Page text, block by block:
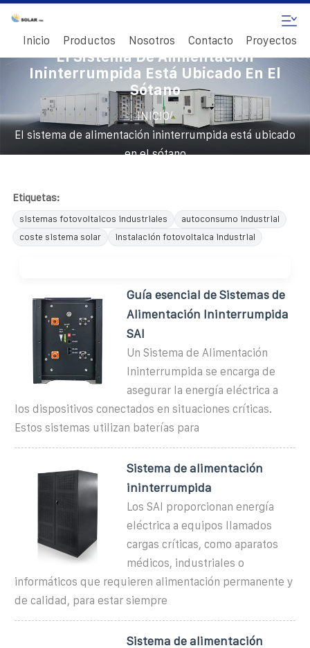
Inicio Productos Nosotros Contacto Proyectos
El Sistema De Alimentación
Ininterrumpida Está Ubicado En El
Sótano
INICIO/
El sistema de alimentación ininterrumpida está ubicado
en el sótano
Etiquetas:
sistemas fotovoltaicos industriales
autoconsumo industrial
coste sistema solar
instalación fotovoltaica industrial
Guía esencial de Sistemas de
Alimentación Ininterrumpida
SAI
Un Sistema de Alimentación
Ininterrumpida se encarga de
asegurar la energía eléctrica a
los dispositivos conectados en situaciones críticas.
Estos sistemas utilizan baterías para
Sistema de alimentación
ininterrumpida
Los SAI proporcionan energía
eléctrica a equipos llamados
cargas críticas, como aparatos
médicos, industriales o
informáticos que requieren alimentación permanente y
de calidad, para estar siempre
Sistema de alimentación